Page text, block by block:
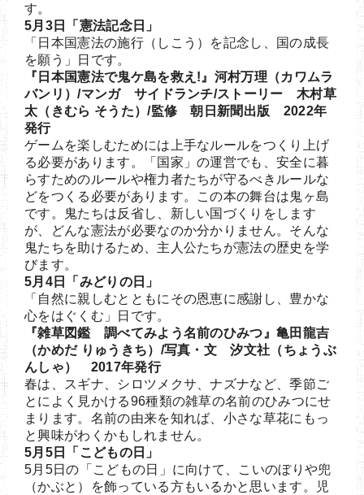
す。
5月3日「憲法記念日」
「日本国憲法の施行（しこう）を記念し、国の成長
を願う」日です。
『日本国憲法で鬼ケ島を救え!』河村万理（カワムラ
バンリ）/マンガ サイドランチ/ストーリー 木村草
太（きむら そうた）/監修 朝日新聞出版 2022年
発行
ゲームを楽しむためには上手なルールをつくり上げ
る必要があります。「国家」の運営でも、安全に暮
らすためのルールや権力者たちが守るべきルールな
どをつくる必要があります。この本の舞台は鬼ヶ島
です。鬼たちは反省し、新しい国づくりをします
が、どんな憲法が必要なのか分かりません。そんな
鬼たちを助けるため、主人公たちが憲法の歴史を学
びます。
5月4日「みどりの日」
「自然に親しむとともにその恩恵に感謝し、豊かな
心をはぐくむ」日です。
『雑草図鑑 調べてみよう名前のひみつ』亀田龍吉
（かめだ りゅうきち）/写真・文 汐文社（ちょうぶ
んしゃ） 2017年発行
春は、スギナ、シロツメクサ、ナズナなど、季節ご
とによく見かける96種類の雑草の名前のひみつにせ
まります。名前の由来を知れば、小さな草花にもっ
と興味がわくかもしれません。
5月5日「こどもの日」
5月5日の「こどもの日」に向けて、こいのぼりや兜
（かぶと）を飾っている方もいるかと思います。児